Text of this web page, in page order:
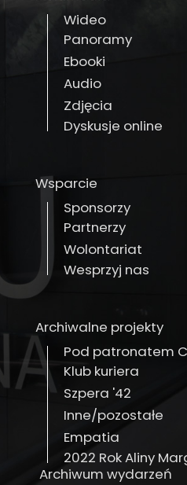
Wideo
Panoramy
Ebooki
Audio
Zdjęcia
Dyskusje online
Wsparcie
Sponsorzy
Partnerzy
Wolontariat
Wesprzyj nas
Archiwalne projekty
Pod patronatem
Klub kuriera
Szpera '42
Inne/pozostałe
Empatia
2022 Rok Aliny
Archiwum wydarzeń